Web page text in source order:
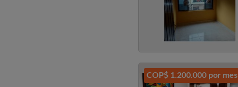
COP$ 1.200.000 por mes